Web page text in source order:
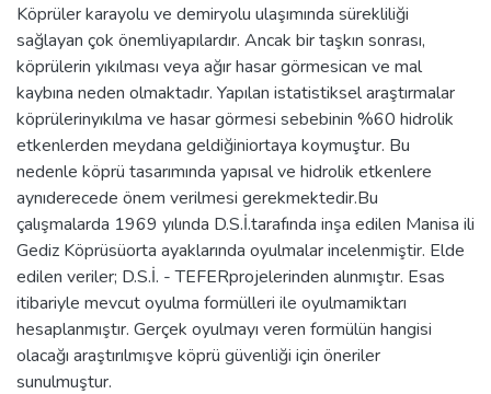
Köprüler karayolu ve demiryolu ulaşımında sürekliliği
sağlayan çok önemliyapılardır. Ancak bir taşkın sonrası,
köprülerin yıkılması veya ağır hasar görmesican ve mal
kaybına neden olmaktadır. Yapılan istatistiksel araştırmalar
köprülerinyıkılma ve hasar görmesi sebebinin %60 hidrolik
etkenlerden meydana geldiğiniortaya koymuştur. Bu
nedenle köprü tasarımında yapısal ve hidrolik etkenlere
aynıderecede önem verilmesi gerekmektedir.Bu
çalışmalarda 1969 yılında D.S.İ.tarafında inşa edilen Manisa ili
Gediz Köprüsüorta ayaklarında oyulmalar incelenmiştir. Elde
edilen veriler; D.S.İ. - TEFERprojelerinden alınmıştır. Esas
itibariyle mevcut oyulma formülleri ile oyulmamiktarı
hesaplanmıştır. Gerçek oyulmayı veren formülün hangisi
olacağı araştırılmışve köprü güvenliği için öneriler
sunulmuştur.